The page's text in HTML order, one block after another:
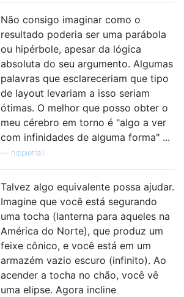
Não consigo imaginar como o
resultado poderia ser uma parábola
ou hipérbole, apesar da lógica
absoluta do seu argumento. Algumas
palavras que esclareceriam que tipo
de layout levariam a isso seriam
ótimas. O melhor que posso obter o
meu cérebro em torno é "algo a ver
com infinidades de alguma forma" ...
hippietrail
Talvez algo equivalente possa ajudar.
Imagine que você está segurando
uma tocha (lanterna para aqueles na
América do Norte), que produz um
feixe cônico, e você está em um
armazém vazio escuro (infinito). Ao
acender a tocha no chão, você vê
uma elipse. Agora incline